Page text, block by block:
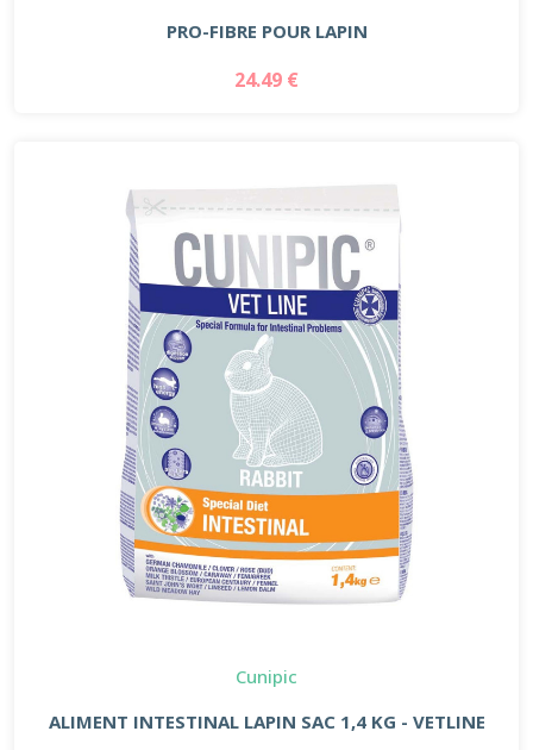
PRO-FIBRE POUR LAPIN
24.49 €
Cunipic
ALIMENT INTESTINAL LAPIN SAC 1,4 KG - VETLINE